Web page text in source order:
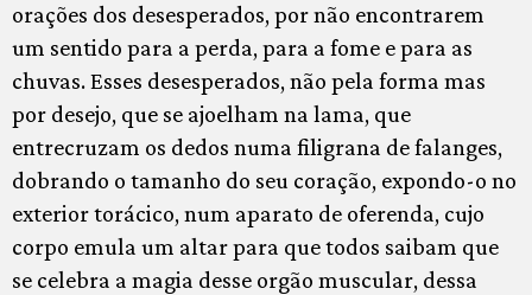
orações dos desesperados, por não encontrarem
um sentido para a perda, para a fome e para as
chuvas. Esses desesperados, não pela forma mas
por desejo, que se ajoelham na lama, que
entrecruzam os dedos numa filigrana de falanges,
dobrando o tamanho do seu coração, expondo-o no
exterior torácico, num aparato de oferenda, cujo
corpo emula um altar para que todos saibam que
se celebra a magia desse orgão muscular, dessa